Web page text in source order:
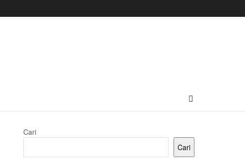
Cari
Cari